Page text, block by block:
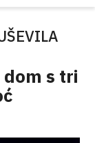
s tri